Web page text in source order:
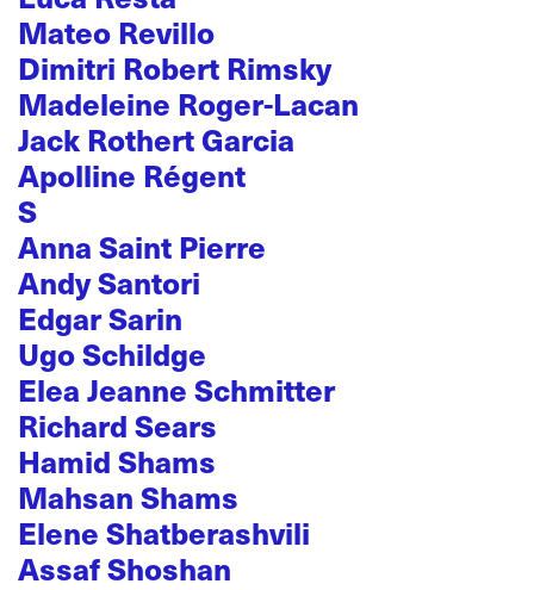
Mateo Revillo
Dimitri Robert Rimsky
Madeleine Roger-Lacan
Jack Rothert Garcia
Apolline Régent
S
Anna Saint Pierre
Andy Santori
Edgar Sarin
Ugo Schildge
Elea Jeanne Schmitter
Richard Sears
Hamid Shams
Mahsan Shams
Elene Shatberashvili
Assaf Shoshan